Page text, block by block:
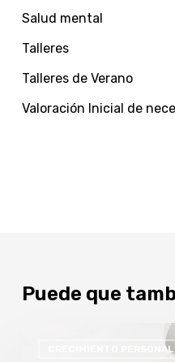
Salud mental
Talleres
Talleres de Verano
Valoración Inicial de
Puede que
CRECIMIENTO PERSONAL